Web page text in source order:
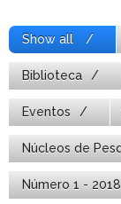
Show all
Biblioteca
Eventos
Núcleos de
Número 1 -